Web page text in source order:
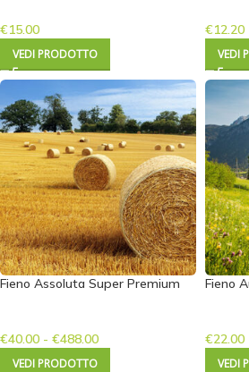
€15.00
VEDI PRODOTTO
€12.20
VEDI
Fieno Assoluta Super Premium
€40.00 - €488.00
VEDI PRODOTTO
Fieno
€22.00
VEDI